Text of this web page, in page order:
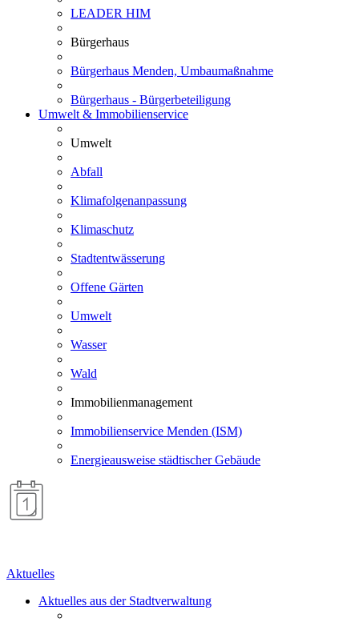
LEADER HIM
Bürgerhaus
Bürgerhaus Menden, Umbaumaßnahme
Bürgerhaus - Bürgerbeteiligung
Umwelt & Immobilienservice
Umwelt
Abfall
Klimafolgenanpassung
Klimaschutz
Stadtentwässerung
Offene Gärten
Umwelt
Wasser
Wald
Immobilienmanagement
Immobilienservice Menden (ISM)
Energieausweise städtischer Gebäude
Aktuelles
Aktuelles aus der Stadtverwaltung